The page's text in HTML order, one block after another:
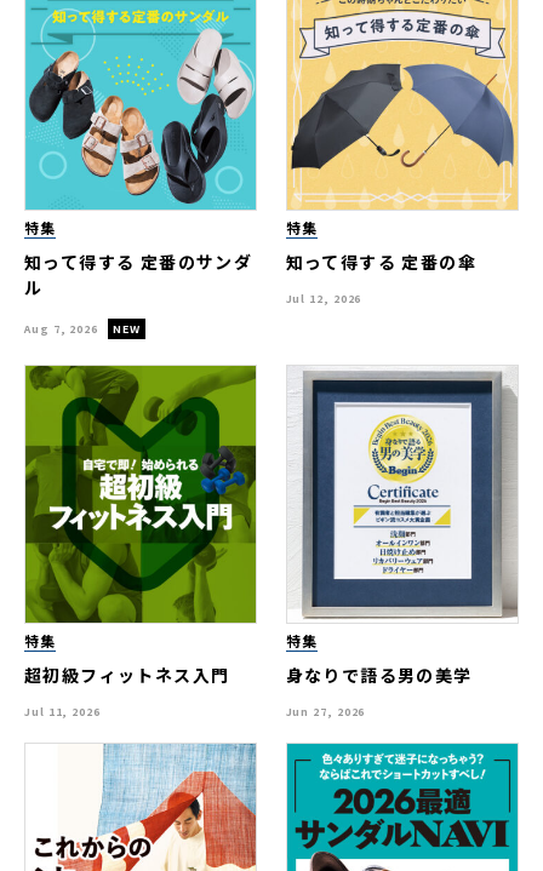
特集
知って得する 定番のサンダ
ル
Aug 7, 2026
特集
知って得する 定番の傘
Jul 12, 2026
特集
超初級フィットネス入門
Jul 11, 2026
特集
身なりで語る男の美学
Jun 27, 2026